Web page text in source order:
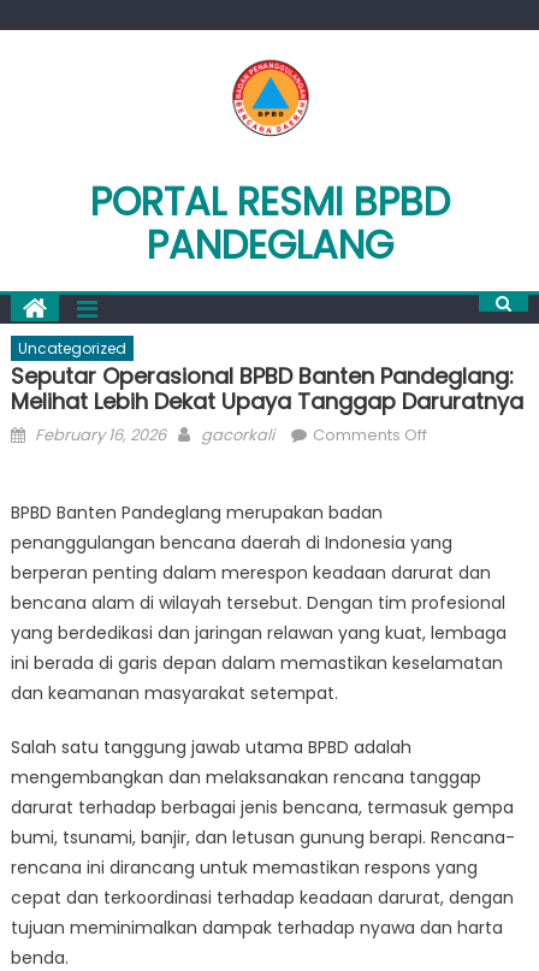
PORTAL RESMI BPBD
PANDEGLANG
Uncategorized
Seputar Operasional BPBD Banten Pandeglang:
Melihat Lebih Dekat Upaya Tanggap Daruratnya
Posted
February 16, 2026 Author
gacorkali Comments Offon
Banten
Pandeglang:
Melihat
Lebih
Dekat
BPBD Banten Pandeglang merupakan badan
penanggulangan bencana daerah di Indonesia yang
berperan penting dalam merespon keadaan darurat dan
bencana alam di wilayah tersebut. Dengan tim profesional
yang berdedikasi dan jaringan relawan yang kuat, lembaga
ini berada di garis depan dalam memastikan keselamatan
dan keamanan masyarakat setempat.
Salah satu tanggung jawab utama BPBD adalah
mengembangkan dan melaksanakan rencana tanggap
darurat terhadap berbagai jenis bencana, termasuk gempa
bumi, tsunami, banjir, dan letusan gunung berapi. Rencana-
rencana ini dirancang untuk memastikan respons yang
cepat dan terkoordinasi terhadap keadaan darurat, dengan
tujuan meminimalkan dampak terhadap nyawa dan harta
benda.